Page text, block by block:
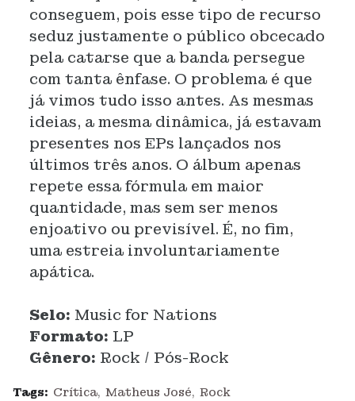
conseguem, pois esse tipo de recurso
seduz justamente o público obcecado
pela catarse que a banda persegue
com tanta ênfase. O problema é que
já vimos tudo isso antes. As mesmas
ideias, a mesma dinâmica, já estavam
presentes nos EPs lançados nos
últimos três anos. O álbum apenas
repete essa fórmula em maior
quantidade, mas sem ser menos
enjoativo ou previsível. É, no fim,
uma estreia involuntariamente
apática.
Selo: Music for Nations
Formato: LP
Gênero: Rock / Pós-Rock
Tags: Crítica Matheus José Rock